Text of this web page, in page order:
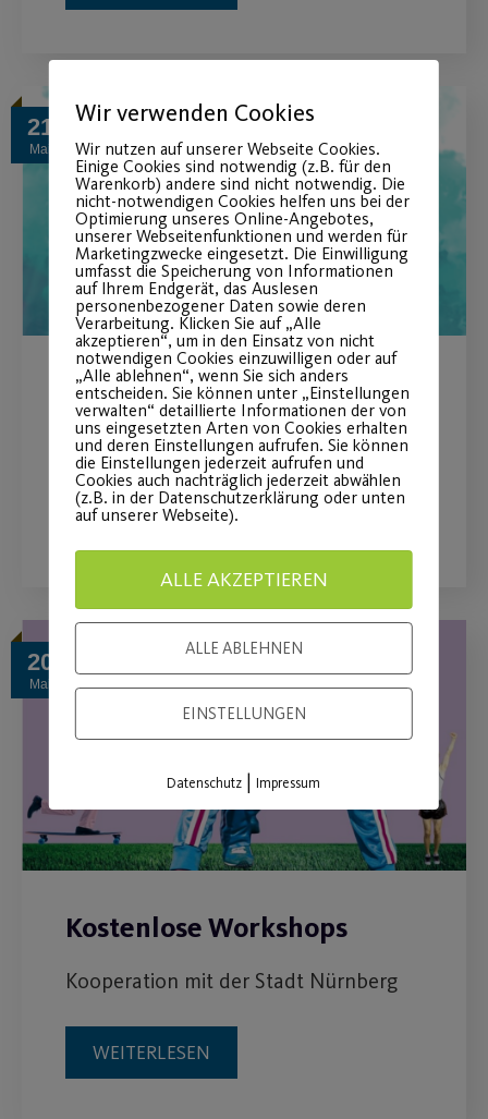
21
Mai
Gauturnfest 2026
Post SV offizieller Ausrichter
WEITERLESEN
20
Mai
Kostenlose Workshops
Kooperation mit der Stadt Nürnberg
WEITERLESEN
Wir verwenden Cookies
Wir nutzen auf unserer Webseite Cookies.
Einige Cookies sind notwendig (z.B. für den
Warenkorb) andere sind nicht notwendig. Die
nicht-notwendigen Cookies helfen uns bei der
Optimierung unseres Online-Angebotes,
unserer Webseitenfunktionen und werden für
Marketingzwecke eingesetzt. Die Einwilligung
umfasst die Speicherung von Informationen
auf Ihrem Endgerät, das Auslesen
personenbezogener Daten sowie deren
Verarbeitung. Klicken Sie auf „Alle
akzeptieren“, um in den Einsatz von nicht
notwendigen Cookies einzuwilligen oder auf
„Alle ablehnen“, wenn Sie sich anders
entscheiden. Sie können unter „Einstellungen
verwalten“ detaillierte Informationen der von
uns eingesetzten Arten von Cookies erhalten
und deren Einstellungen aufrufen. Sie können
die Einstellungen jederzeit aufrufen und
Cookies auch nachträglich jederzeit abwählen
(z.B. in der Datenschutzerklärung oder unten
auf unserer Webseite).
ALLE AKZEPTIEREN
ALLE ABLEHNEN
EINSTELLUNGEN
Datenschutz |Impressum